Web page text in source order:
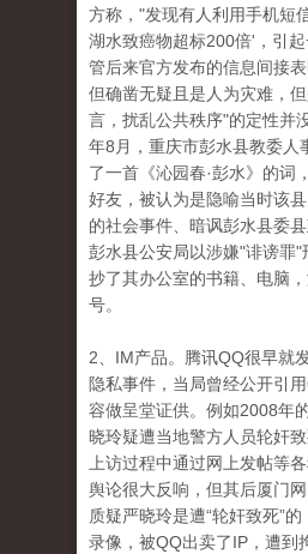
方称，"发现有人利用手机短
湖水致癌物超标200倍'，引
管后来官方发布的信息间接
但确凿无疑且是人为灾难，
言，扰乱公共秩序"的定性并
年8月，重庆市彭水县教委人
了一首《沁园春·彭水》的词
好友，被认为是隐喻当时该
的社会事件、暗讽彭水县委
彭水县公安局以涉嫌"诽谤罪"
抄了其办公室的书籍、电脑
号。
2、IM产品。腾讯QQ很早就
隐私事件，当局曾经公开引
容做呈堂证供。例如2008年
晓玲疑遭当地警方人员轮奸
上访过程中通过网上发帖等
舆论很大反响，但其后厦门
质疑严晓玲是遭“轮奸致死”
录像，被QQ出卖了IP，遭到